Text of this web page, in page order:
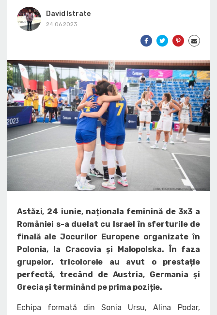
David Istrate
24.06.2023
Astăzi, 24 iunie, naționala feminină de 3x3 a
României s-a duelat cu Israel în sferturile de
finală ale Jocurilor Europene organizate în
Polonia, la Cracovia și Malopolska. În faza
grupelor, tricolorele au avut o prestație
perfectă, trecând de Austria, Germania și
Grecia și terminând pe prima poziție.
Echipa formată din Sonia Ursu, Alina Podar,